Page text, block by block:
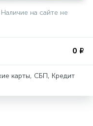
на сайте не
0 ₽
карты, СБП, Кредит